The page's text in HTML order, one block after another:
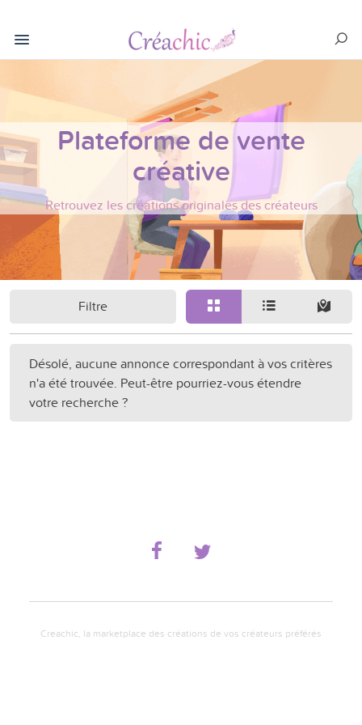
Plateforme de vente
créative
Retrouvez les créations originales des créateurs
Filtre
Désolé, aucune annonce correspondant à vos critères
n'a été trouvée. Peut-être pourriez-vous étendre
votre recherche ?
Creachic, la marketplace des créations de vos créateurs préférés